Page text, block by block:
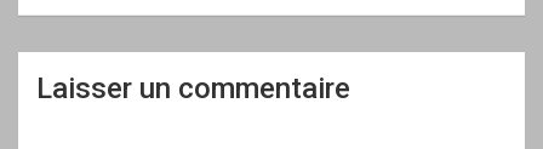
Laisser un commentaire